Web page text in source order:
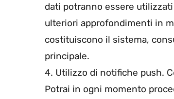
dati potranno essere
ulteriori approfondimenti in
costituiscono il sistema,
principale.
4. Utilizzo di notifiche push.
Potrai in ogni momento